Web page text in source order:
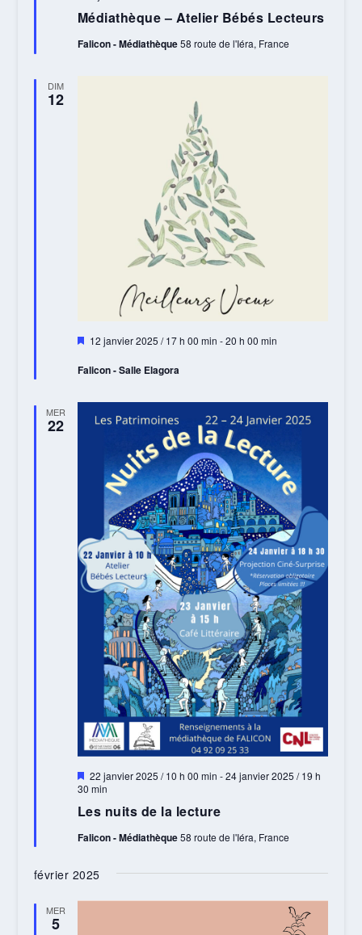
Médiathèque – Atelier Bébés Lecteurs
avant
Falicon - Médiathèque58 route de l'Iéra, France
DIM
12
Mis
avant
12 janvier 2025 / 17 h 00 min -20 h 00 min
Falicon - Salle Elagora
MER
22
Les nuits de la lecture
Mis
en
22 janvier 2025 / 10 h 00 min -24 janvier 2025 / 19 h
30 min
Falicon - Médiathèque58 route de l'Iéra, France
février 2025
MER
5